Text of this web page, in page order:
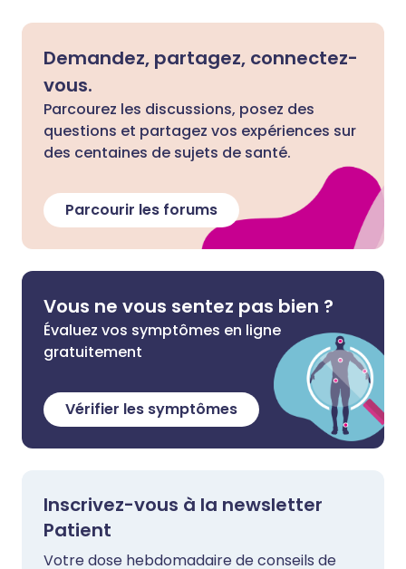
Demandez, partagez, connectez-
vous.
Parcourez les discussions, posez des
questions et partagez vos expériences sur
des centaines de sujets de santé.
Parcourir les forums
Vous ne vous sentez pas bien ?
Évaluez vos symptômes en ligne
gratuitement
Vérifier les symptômes
Inscrivez-vous à la newsletter
Patient
Votre dose hebdomadaire de conseils de